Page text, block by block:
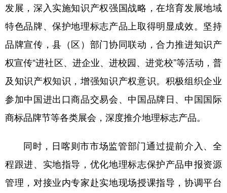
发展，深入实施知识产权强国战略，在培育发展地域
特色品牌、保护地理标志产品上取得明显成效。坚持
品牌宣传，县（区）部门协同联动，合力推进知识产
权宣传“进社区、进企业、进校园、进党校”等活动，普
及知识产权知识，增强知识产权意识。积极组织企业
参加中国进出口商品交易会、中国品牌日、中国国际
商标品牌节等各类展会，深度推介地理标志产品。
同时，日喀则市市场监管部门通过提前介入、全
程跟进、实地指导，优化地理标志保护产品申报资源
管理，对接业内专家赴实地现场授课指导，协调平台